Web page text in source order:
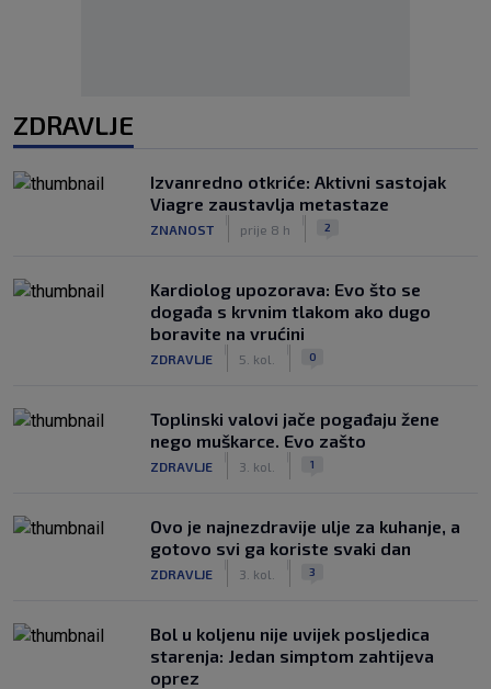
ZDRAVLJE
Izvanredno otkriće: Aktivni sastojak
Viagre zaustavlja metastaze
ZNANOST prije 8 h 2
Kardiolog upozorava: Evo što se
događa s krvnim tlakom ako dugo
boravite na vrućini
ZDRAVLJE 5. kol. 0
Toplinski valovi jače pogađaju žene
nego muškarce. Evo zašto
ZDRAVLJE 3. kol. 1
Ovo je najnezdravije ulje za kuhanje, a
gotovo svi ga koriste svaki dan
ZDRAVLJE 3. kol. 3
Bol u koljenu nije uvijek posljedica
starenja: Jedan simptom zahtijeva
oprez